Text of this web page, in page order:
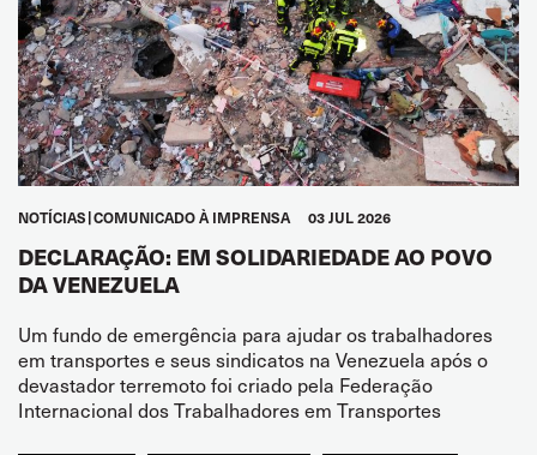
NOTÍCIAS COMUNICADO À IMPRENSA 03 JUL 2026
DECLARAÇÃO: EM SOLIDARIEDADE AO POVO
DA VENEZUELA
Um fundo de emergência para ajudar os trabalhadores
em transportes e seus sindicatos na Venezuela após o
devastador terremoto foi criado pela Federação
Internacional dos Trabalhadores em Transportes